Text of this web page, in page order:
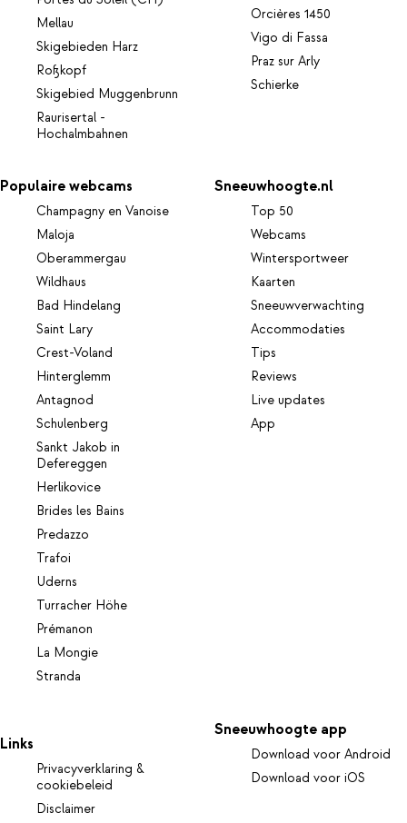
Mellau
Skigebieden Harz
Roßkopf
Skigebied Muggenbrunn
Raurisertal -
Hochalmbahnen
Orcières 1450
Vigo di Fassa
Praz sur Arly
Schierke
Populaire webcams
Champagny en Vanoise
Maloja
Oberammergau
Wildhaus
Bad Hindelang
Saint Lary
Crest-Voland
Hinterglemm
Antagnod
Schulenberg
Sankt Jakob in
Defereggen
Herlikovice
Brides les Bains
Predazzo
Trafoi
Uderns
Turracher Höhe
Prémanon
La Mongie
Stranda
Sneeuwhoogte.nl
Top 50
Webcams
Wintersportweer
Kaarten
Sneeuwverwachting
Accommodaties
Tips
Reviews
Live updates
App
Links
Privacyverklaring &
cookiebeleid
Disclaimer
Sneeuwhoogte app
Download voor Android
Download voor iOS